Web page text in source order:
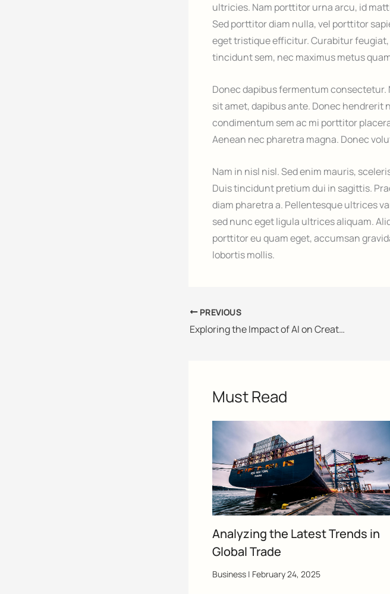
ultricies. Nam porttitor urna arcu, id
Sed porttitor diam nulla, vel porttitor
eget tristique efficitur. Curabitur
tincidunt sem, nec maximus metus
Donec dapibus fermentum
sit amet, dapibus ante. Donec hendrerit
condimentum sem ac mi porttitor
Aenean nec pharetra magna. Donec
Nam in nisl nisl. Sed enim mauris,
Duis tincidunt pretium dui in sagittis.
diam pharetra a. Pellentesque ultrices
sed nunc eget ligula ultrices aliquam.
porttitor eu quam eget, accumsan
lobortis mollis.
PREVIOUS
Exploring the Impact of AI on Creative Industries
Must Read
Analyzing the Latest Trends in
Global Trade
Business | February 24, 2025